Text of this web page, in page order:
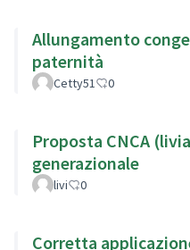
Allungamento
paternità
Cetty51 0
Proposta CNCA
generazionale
livi 0
Corretta